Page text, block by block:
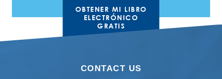
OBTENER MI LIBRO
ELECTRÓNICO
GRATIS
CONTACT US